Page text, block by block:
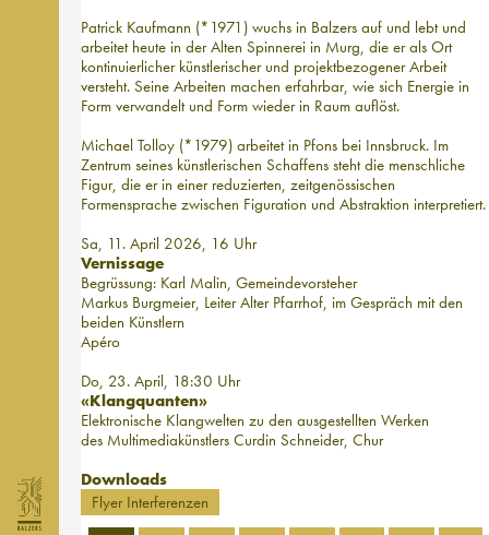
Patrick Kaufmann (*1971) wuchs in Balzers auf und lebt und
arbeitet heute in der Alten Spinnerei in Murg, die er als Ort
kontinuierlicher künstlerischer und projektbezogener Arbeit
versteht. Seine Arbeiten machen erfahrbar, wie sich Energie in
Form verwandelt und Form wieder in Raum auflöst.
Michael Tolloy (*1979) arbeitet in Pfons bei Innsbruck. Im
Zentrum seines künstlerischen Schaffens steht die menschliche
Figur, die er in einer reduzierten, zeitgenössischen
Formensprache zwischen Figuration und Abstraktion interpretiert.
Sa, 11. April 2026, 16 Uhr
Vernissage
Begrüssung: Karl Malin, Gemeindevorsteher
Markus Burgmeier, Leiter Alter Pfarrhof, im Gespräch mit den
beiden Künstlern
Apéro
Do, 23. April, 18:30 Uhr
«Klangquanten»
Elektronische Klangwelten zu den ausgestellten Werken
des Multimediakünstlers Curdin Schneider, Chur
Downloads
Flyer Interferenzen